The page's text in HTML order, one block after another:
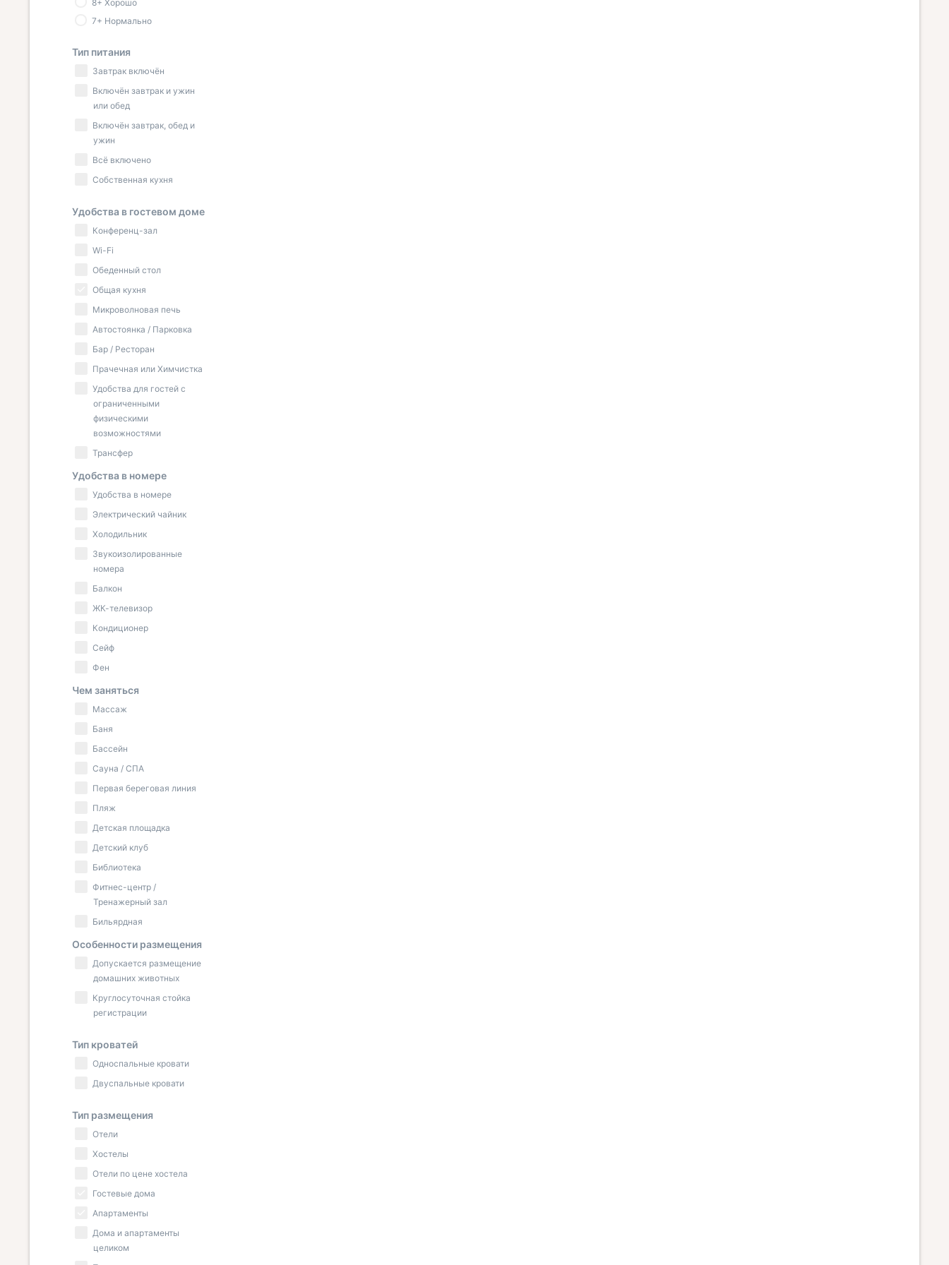
8+ Хорошо
7+ Нормально
Тип питания
Завтрак включён
Включён завтрак и ужин
или обед
Включён завтрак, обед и
ужин
Всё включено
Собственная кухня
Удобства в гостевом доме
Конференц-зал
Wi-Fi
Обеденный стол
Общая кухня
Микроволновая печь
Автостоянка / Парковка
Бар / Ресторан
Прачечная или Химчистка
Удобства для гостей с
ограниченными
физическими
возможностями
Трансфер
Удобства в номере
Удобства в номере
Электрический чайник
Холодильник
Звукоизолированные
номера
Балкон
ЖК-телевизор
Кондиционер
Сейф
Фен
Чем заняться
Массаж
Баня
Бассейн
Сауна / СПА
Первая береговая линия
Пляж
Детская площадка
Детский клуб
Библиотека
Фитнес-центр /
Тренажерный зал
Бильярдная
Особенности размещения
Допускается размещение
домашних животных
Круглосуточная стойка
регистрации
Тип кроватей
Односпальные кровати
Двуспальные кровати
Тип размещения
Отели
Хостелы
Отели по цене хостела
Гостевые дома
Апартаменты
Дома и апартаменты
целиком